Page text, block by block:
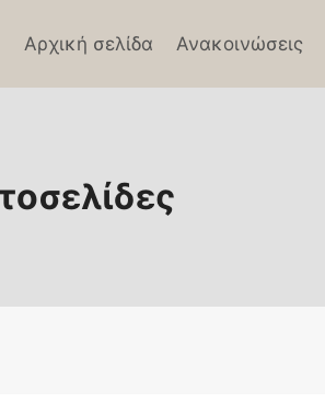
Αρχική σελίδα Ανακοινώσεις